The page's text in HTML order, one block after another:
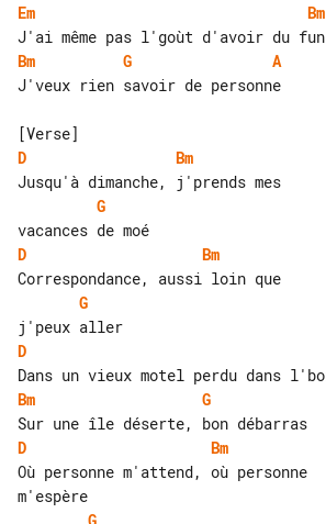
Em
Bm
Bm
G
A
J'veux rien savoir de personne
D
Bm
G
D
Bm
G
D
Bm
G
D
Bm
Où personne m'attend, où personne